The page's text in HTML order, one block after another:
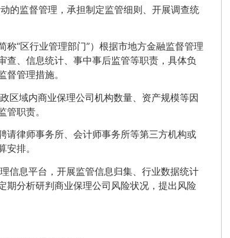
的监督管理，承担制定监管细则、开展调查统
“区行业管理部门”）根据市地方金融监督管理
查、信息统计、事中事后监管等职责，具体负
管理措施。
区域内商业保理公司机构数量、资产规模等因
职责。
请律师事务所、会计师事务所等第三方机构或
排。
信息平台，开展监管信息归集、行业数据统计
期分析研判商业保理公司风险状况，提出风险